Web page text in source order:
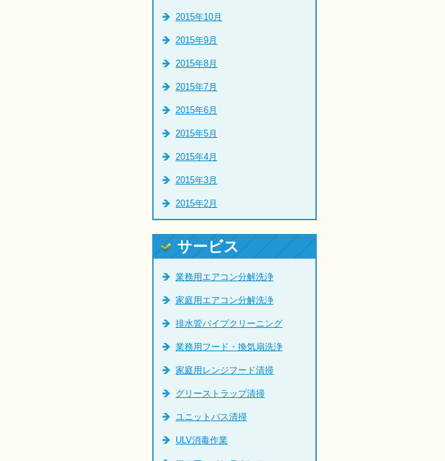
2015年10月
2015年9月
2015年8月
2015年7月
2015年6月
2015年5月
2015年4月
2015年3月
2015年2月
サービス
業務用エアコン分解洗浄
家庭用エアコン分解洗浄
排水管パイプクリーニング
業務用フード・換気扇洗浄
家庭用レンジフード清掃
グリーストラップ清掃
ユニットバス清掃
ULV消毒作業